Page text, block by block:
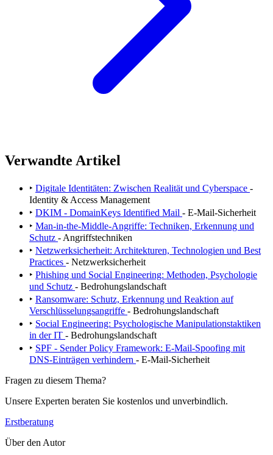
Verwandte Artikel
‣ Digitale Identitäten: Zwischen Realität und Cyberspace -
Identity & Access Management
‣ DKIM - DomainKeys Identified Mail - E-Mail-Sicherheit
‣ Man-in-the-Middle-Angriffe: Techniken, Erkennung und
Schutz - Angriffstechniken
‣ Netzwerksicherheit: Architekturen, Technologien und Best
Practices - Netzwerksicherheit
‣ Phishing und Social Engineering: Methoden, Psychologie
und Schutz - Bedrohungslandschaft
‣ Ransomware: Schutz, Erkennung und Reaktion auf
Verschlüsselungsangriffe - Bedrohungslandschaft
‣ Social Engineering: Psychologische Manipulationstaktiken
in der IT - Bedrohungslandschaft
‣ SPF - Sender Policy Framework: E-Mail-Spoofing mit
DNS-Einträgen verhindern - E-Mail-Sicherheit
Fragen zu diesem Thema?
Unsere Experten beraten Sie kostenlos und unverbindlich.
Erstberatung
Über den Autor